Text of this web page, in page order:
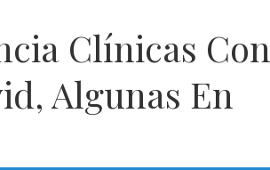
Clínicas Con
Algunas En